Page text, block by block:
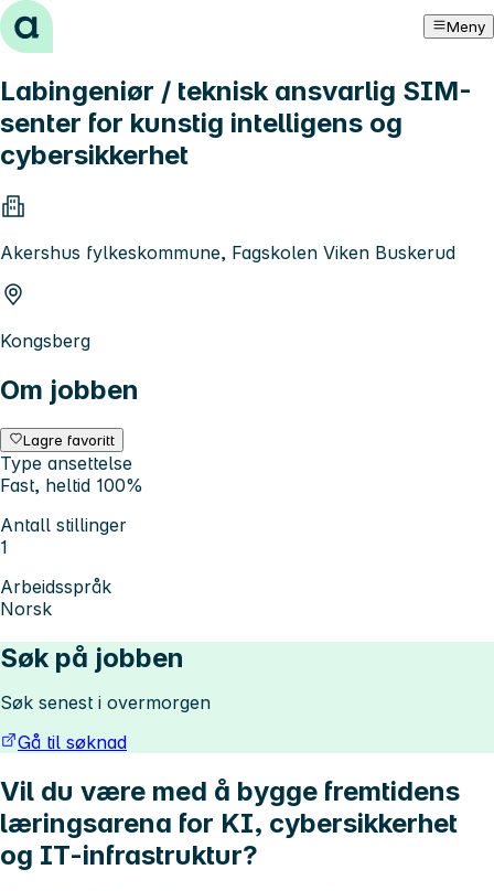
Hopp til innhold Meny
Labingeniør / teknisk ansvarlig SIM-
senter for kunstig intelligens og
cybersikkerhet
Akershus fylkeskommune, Fagskolen Viken Buskerud
Kongsberg
Om jobben
Lagre favoritt
Type ansettelse
Fast, heltid 100%
Antall stillinger
1
Arbeidsspråk
Norsk
Søk på jobben
Søk senest i overmorgen
Gå til søknad
Vil du være med å bygge fremtidens
læringsarena for KI, cybersikkerhet
og IT-infrastruktur?